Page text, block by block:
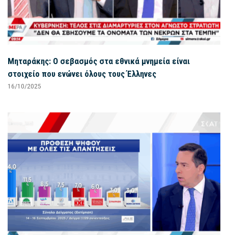
Μηταράκης: Ο σεβασμός στα εθνικά μνημεία είναι
στοιχείο που ενώνει όλους τους Έλληνες
16/10/2025